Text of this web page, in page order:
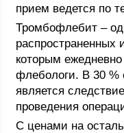
прием ведется по
Тромбофлебит –
распространенных
которым
флебологи. В 30 %
является
проведения
С ценами на